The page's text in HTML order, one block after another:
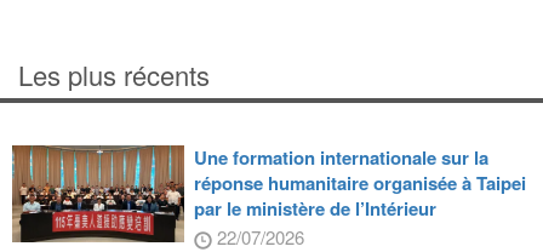
Les plus récents
Une formation internationale sur la
réponse humanitaire organisée à Taipei
par le ministère de l’Intérieur
22/07/2026